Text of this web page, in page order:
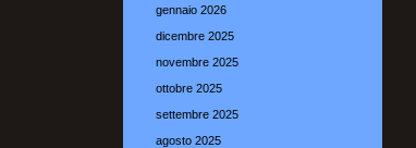
gennaio 2026
dicembre 2025
novembre 2025
ottobre 2025
settembre 2025
agosto 2025